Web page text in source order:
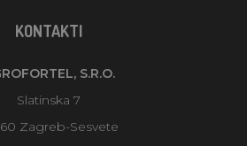
KONTAKTI
S.R.O.
Slatinska 7
Zagreb-Sesvete